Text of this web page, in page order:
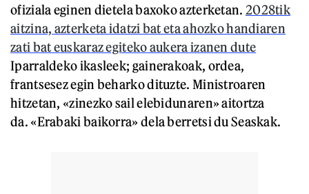
ofiziala eginen dietela baxoko azterketan. 2028tik
aitzina, azterketa idatzi bat eta ahozko handiaren
zati bat euskaraz egiteko aukera izanen dute
Iparraldeko ikasleek; gainerakoak, ordea,
frantsesez egin beharko dituzte. Ministroaren
hitzetan, «zinezko sail elebidunaren» aitortza
da. «Erabaki baikorra» dela berretsi du Seaskak.